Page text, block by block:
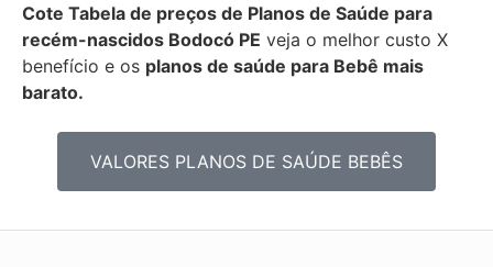
Cote Tabela de preços de Planos de Saúde para
recém-nascidos Bodocó PE veja o melhor custo X
benefício e os planos de saúde para Bebê mais
barato.
VALORES PLANOS DE SAÚDE BEBÊS